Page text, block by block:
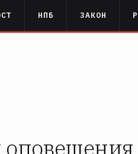
НПБ ЗАКОН